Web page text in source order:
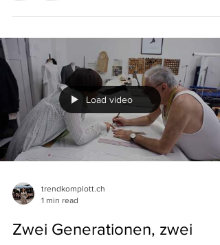
dazu da, den Blick auf nackte Beinhaut zu
Load video